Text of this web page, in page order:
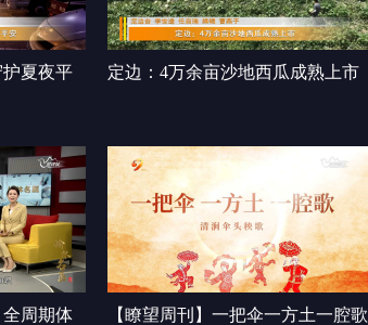
00:19:53
夏夜平
定边：4万余亩沙地西瓜成熟上市
全周期体
【瞭望周刊】一把伞一方土一腔歌